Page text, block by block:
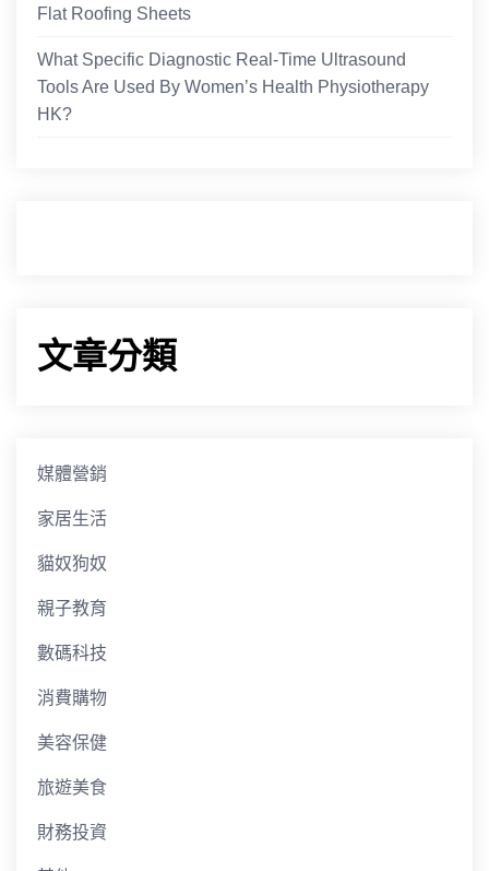
Flat Roofing Sheets
What Specific Diagnostic Real-Time Ultrasound
Tools Are Used By Women’s Health Physiotherapy
HK?
文章分類
媒體營銷
家居生活
貓奴狗奴
親子教育
數碼科技
消費購物
美容保健
旅遊美食
財務投資